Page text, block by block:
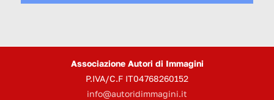
Associazione Autori di Immagini
P.IVA/C.F IT04768260152
info@autoridimmagini.it